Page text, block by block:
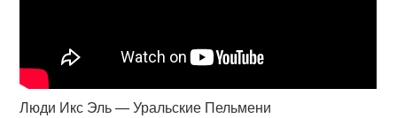
Люди Икс Эль — Уральские Пельмени